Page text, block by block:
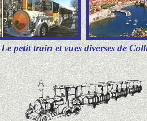
Le petit train et vues diverses de